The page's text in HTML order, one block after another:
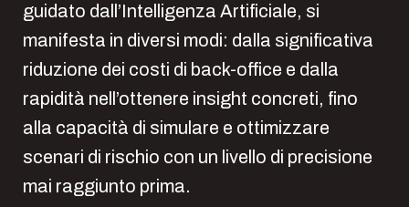
guidato dall’Intelligenza Artificiale, si
manifesta in diversi modi: dalla significativa
riduzione dei costi di back-office e dalla
rapidità nell’ottenere insight concreti, fino
alla capacità di simulare e ottimizzare
scenari di rischio con un livello di precisione
mai raggiunto prima.